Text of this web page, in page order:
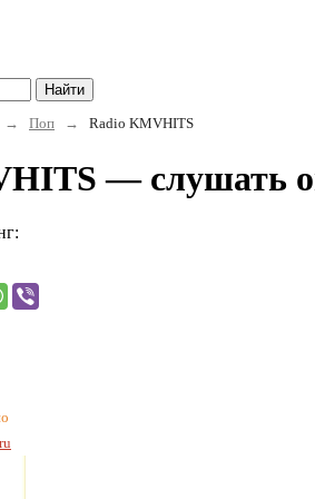
Найти
→ Поп → Radio KMVHITS
— слушать